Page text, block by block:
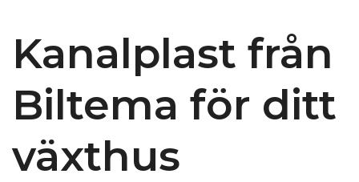
Kanalplast från
Biltema för ditt
växthus